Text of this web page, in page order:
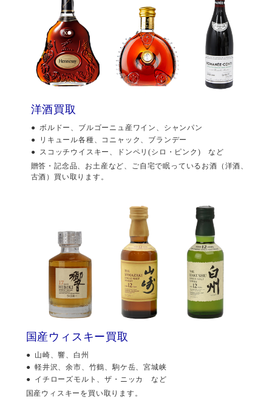
洋酒買取
ボルドー、ブルゴーニュ産ワイン、シャンパン
リキュール各種、コニャック、ブランデー
スコッチウイスキー、ドンペリ(シロ・ピンク) など
贈答・記念品、お土産など、ご自宅で眠っているお酒（洋酒、
古酒）買い取ります。
国産ウィスキー買取
山崎、響、白州
軽井沢、余市、竹鶴、駒ケ岳、宮城峡
イチローズモルト、ザ・ニッカ など
国産ウィスキーを買い取ります。